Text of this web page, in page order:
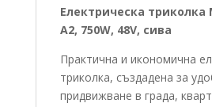
Електрическа триколка
A2, 750W, 48V, сива
Практична и икономична
триколка, създадена за
придвижване в града,